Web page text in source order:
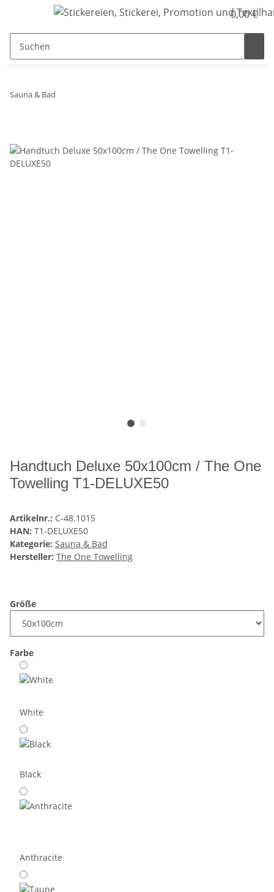
0,00 €
Sauna & Bad
Handtuch Deluxe 50x100cm / The One
Towelling T1-DELUXE50
Artikelnr.: C-48.1015
HAN: T1-DELUXE50
Kategorie: Sauna & Bad
Hersteller: The One Towelling
Größe
Farbe
White
Black
Anthracite